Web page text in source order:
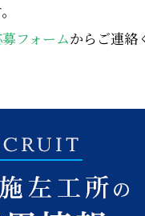
フォームからご連絡